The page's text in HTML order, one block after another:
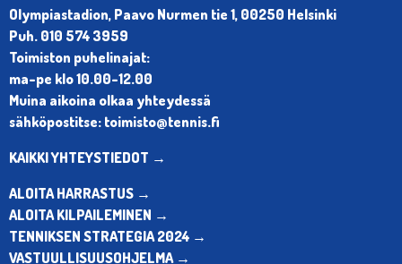
Olympiastadion, Paavo Nurmen tie 1, 00250 Helsinki
Puh. 010 574 3959
Toimiston puhelinajat:
ma-pe klo 10.00-12.00
Muina aikoina olkaa yhteydessä
sähköpostitse: toimisto@tennis.fi
KAIKKI YHTEYSTIEDOT →
ALOITA HARRASTUS →
ALOITA KILPAILEMINEN →
TENNIKSEN STRATEGIA 2024 →
VASTUULLISUUSOHJELMA →